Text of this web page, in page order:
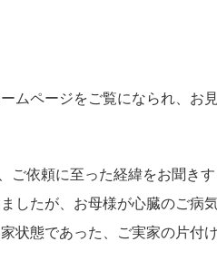
ムページをご覧になられ、お
ご依頼に至った経緯をお聞き
したが、お母様が心臓のご病
状態であった、ご実家の片付